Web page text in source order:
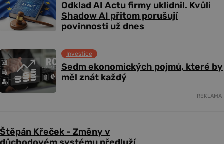
Odklad AI Actu firmy uklidnil. Kvůli
Shadow AI přitom porušují
povinnosti už dnes
Sedm ekonomických pojmů, které by
měl znát každý
Investice
REKLAMA
Štěpán Křeček - Změny v